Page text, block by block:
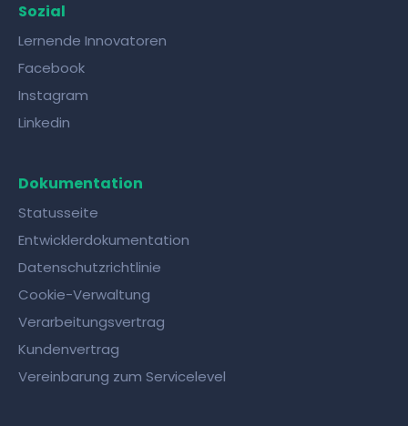
Sozial
Lernende Innovatoren
Facebook
Instagram
Linkedin
Dokumentation
Statusseite
Entwicklerdokumentation
Datenschutzrichtlinie
Cookie-Verwaltung
Verarbeitungsvertrag
Kundenvertrag
Vereinbarung zum Servicelevel